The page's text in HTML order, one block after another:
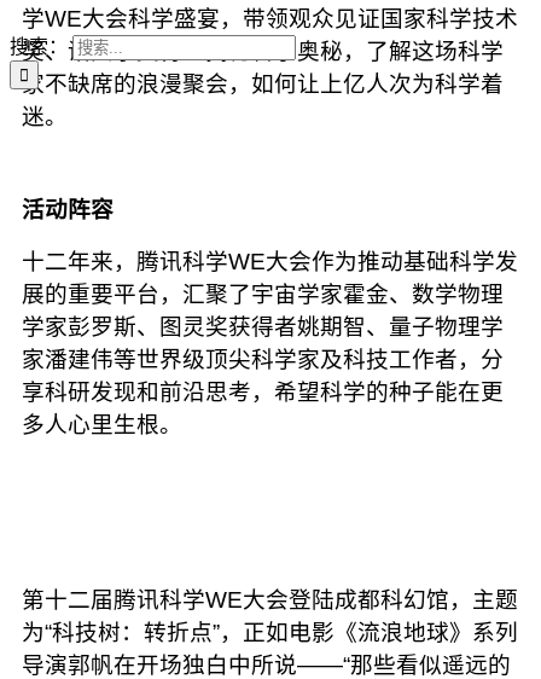
搜索：
学WE大会科学盛宴，带领观众见证国家科学技术
奖、诺贝尔奖得主揭秘科学奥秘，了解这场科学
家不缺席的浪漫聚会，如何让上亿人次为科学着
迷。
活动阵容
十二年来，腾讯科学WE大会作为推动基础科学发
展的重要平台，汇聚了宇宙学家霍金、数学物理
学家彭罗斯、图灵奖获得者姚期智、量子物理学
家潘建伟等世界级顶尖科学家及科技工作者，分
享科研发现和前沿思考，希望科学的种子能在更
多人心里生根。
第十二届腾讯科学WE大会登陆成都科幻馆，主题
为“科技树：转折点”，正如电影《流浪地球》系列
导演郭帆在开场独白中所说——“那些看似遥远的